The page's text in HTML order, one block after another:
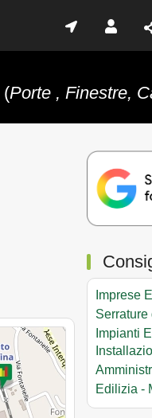
(Porte , Finestre,
Imprese
Serrature
Impianti
Edilizia -